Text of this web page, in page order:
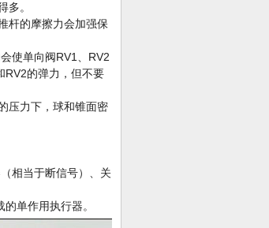
多。
杆的摩擦力会加强保
使单向阀RV1、RV2
RV2的弹力，但不要
压力下，球和锥面密
相当于断信号）、关
单作用执行器。